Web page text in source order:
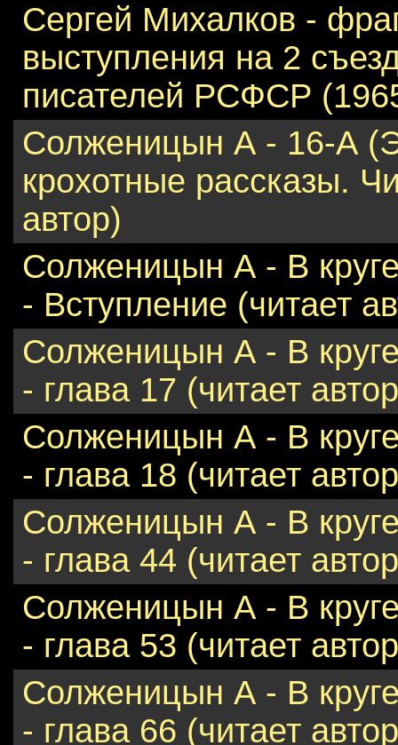
Сергей Михалков -
выступления на 2
писателей РСФСР
Солженицын А - 16-А
крохотные рассказы.
автор)
Солженицын А - В
- Вступление (читает
Солженицын А - В
- глава 17 (читает
Солженицын А - В
- глава 18 (читает
Солженицын А - В
- глава 44 (читает
Солженицын А - В
- глава 53 (читает
Солженицын А - В
- глава 66 (читает